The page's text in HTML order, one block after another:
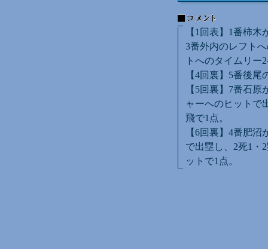
【1回表】1番柿
3番外内のレフト
トへのタイムリー
【4回裏】5番後
【5回裏】7番石
ャーへのヒットで
飛で1点。
【6回裏】4番肥
で出塁し、2死1・
ットで1点。